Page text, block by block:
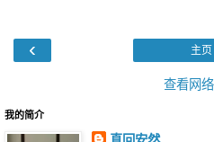
‹ 主页
查看网
我的简介